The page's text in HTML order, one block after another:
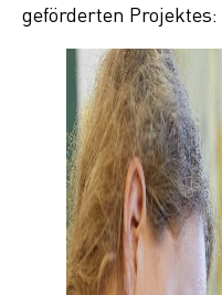
geförderten Projektes: